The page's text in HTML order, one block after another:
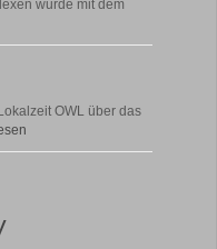
wurde mit dem
OWL über das